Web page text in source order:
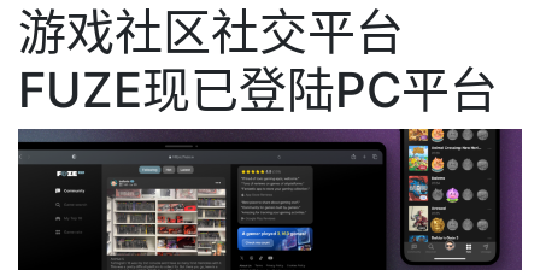
游戏社区社交平台
FUZE现已登陆PC平台